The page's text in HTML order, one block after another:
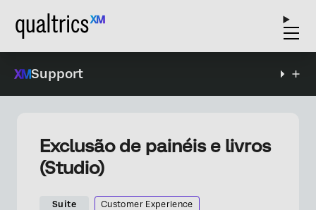
Support
Exclusão de painéis e livros
(Studio)
Suite Customer Experience